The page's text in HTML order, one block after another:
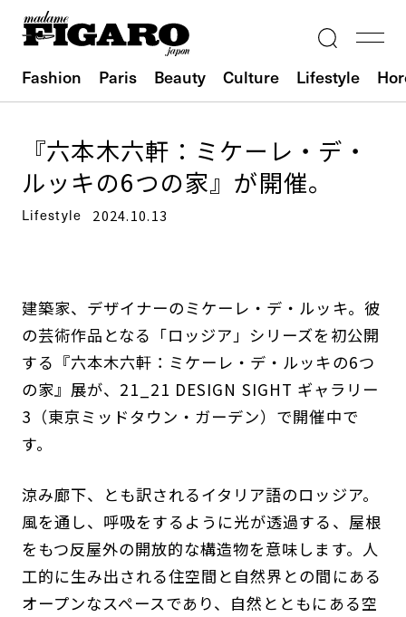
Fashion Paris Beauty Culture Lifestyle
『六本木六軒：ミケーレ・デ・
ルッキの6つの家』が開催。
Lifestyle 2024.10.13
建築家、デザイナーのミケーレ・デ・ルッキ。彼
の芸術作品となる「ロッジア」シリーズを初公開
する『六本木六軒：ミケーレ・デ・ルッキの6つ
の家』展が、21_21 DESIGN SIGHT ギャラリー
3（東京ミッドタウン・ガーデン）で開催中で
す。
涼み廊下、とも訳されるイタリア語のロッジア。
風を通し、呼吸をするように光が透過する、屋根
をもつ反屋外の開放的な構造物を意味します。人
工的に生み出される住空間と自然界との間にある
オープンなスペースであり、自然とともにある空